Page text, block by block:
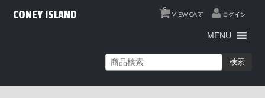
VIEW CART
0
ログイン
CONEY ISLAND
MENU
検索